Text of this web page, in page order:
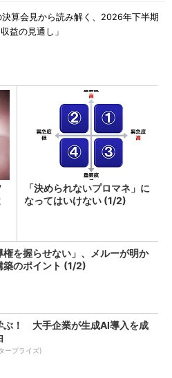
算会見から読み解く、2026年下半期
益の見通し」
「決められないプロマネ」に
なってはいけない (1/2)
権を握らせない」、メルーが明か
築のポイント (1/2)
ぶ！ 大手企業が生成AI導入を成
ープライズ)